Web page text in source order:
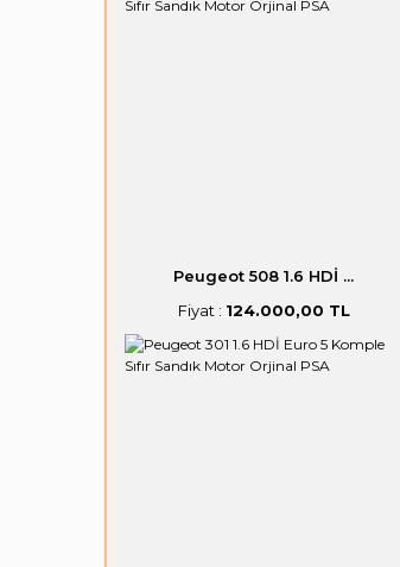
Peugeot 508 1.6 HDİ ...
Fiyat : 124.000,00 TL